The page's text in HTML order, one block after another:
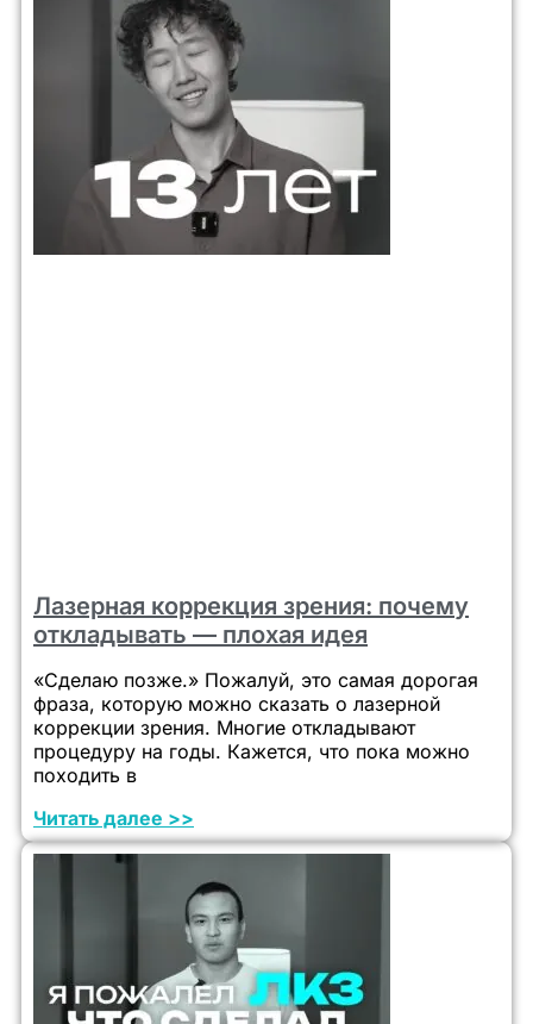
Лазерная коррекция зрения: почему
откладывать — плохая идея
«Сделаю позже.» Пожалуй, это самая дорогая
фраза, которую можно сказать о лазерной
коррекции зрения. Многие откладывают
процедуру на годы. Кажется, что пока можно
походить в
Читать далее >>